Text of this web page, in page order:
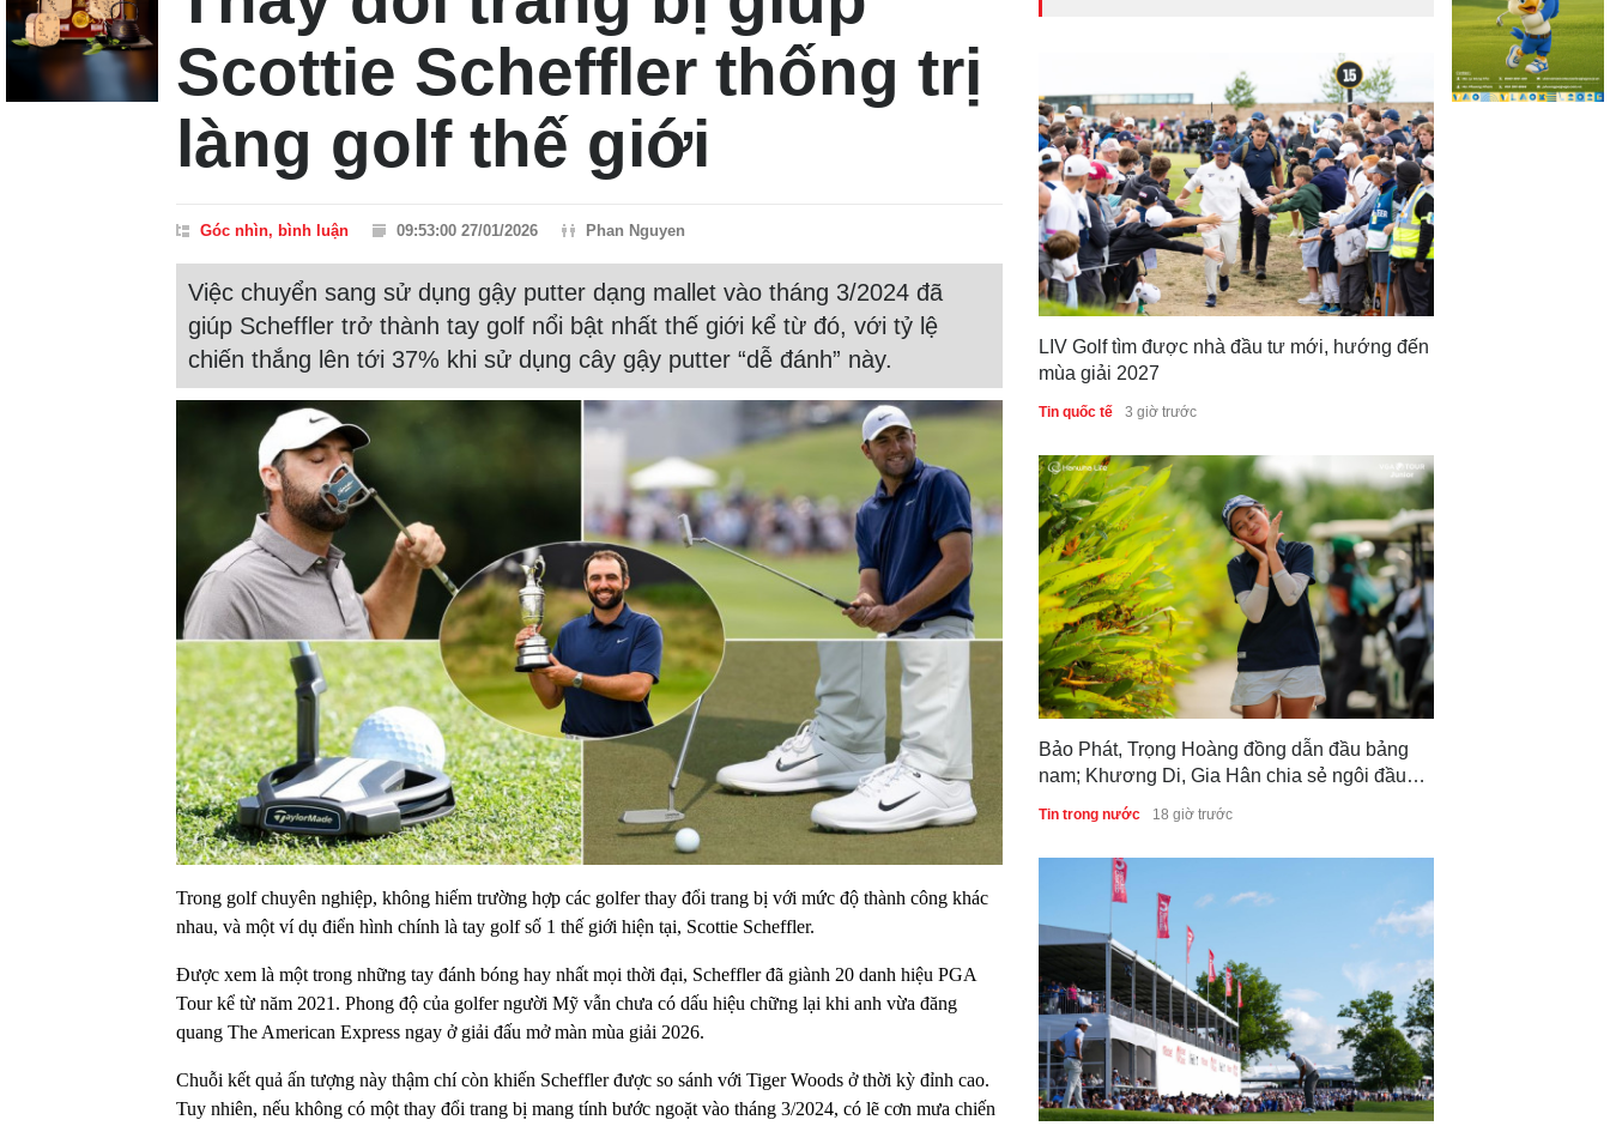
Scottie Scheffler thống trị
làng golf thế giới
Góc nhìn, bình luận 09:53:00 27/01/2026 Phan Nguyen
Việc chuyển sang sử dụng gậy putter dạng mallet vào tháng 3/2024 đã
giúp Scheffler trở thành tay golf nổi bật nhất thế giới kể từ đó, với tỷ lệ
chiến thắng lên tới 37% khi sử dụng cây gậy putter “dễ đánh” này.
Trong golf chuyên nghiệp, không hiếm trường hợp các golfer thay đổi trang bị với mức độ thành công khác
nhau, và một ví dụ điển hình chính là tay golf số 1 thế giới hiện tại, Scottie Scheffler.
Được xem là một trong những tay đánh bóng hay nhất mọi thời đại, Scheffler đã giành 20 danh hiệu PGA
Tour kể từ năm 2021. Phong độ của golfer người Mỹ vẫn chưa có dấu hiệu chững lại khi anh vừa đăng
quang The American Express ngay ở giải đấu mở màn mùa giải 2026.
Chuỗi kết quả ấn tượng này thậm chí còn khiến Scheffler được so sánh với Tiger Woods ở thời kỳ đỉnh cao.
Tuy nhiên, nếu không có một thay đổi trang bị mang tính bước ngoặt vào tháng 3/2024, có lẽ cơn mưa chiến
LIV Golf tìm được nhà đầu tư mới, hướng đến
mùa giải 2027
Tin quốc tế 3 giờ trước
Bảo Phát, Trọng Hoàng đồng dẫn đầu bảng
nam; Khương Di, Gia Hân chia sẻ ngôi đầu
bảng nữ sau vòng 1 Giải Vô địch Golf Trẻ
Quốc gia 2026
Tin trong nước 18 giờ trước